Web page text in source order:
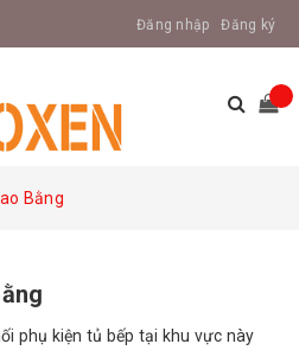
Đăng nhập Đăng ký
Bằng
phụ kiện tủ bếp tại khu vực này